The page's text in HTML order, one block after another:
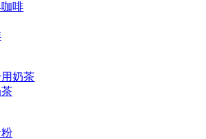
啡
奶茶